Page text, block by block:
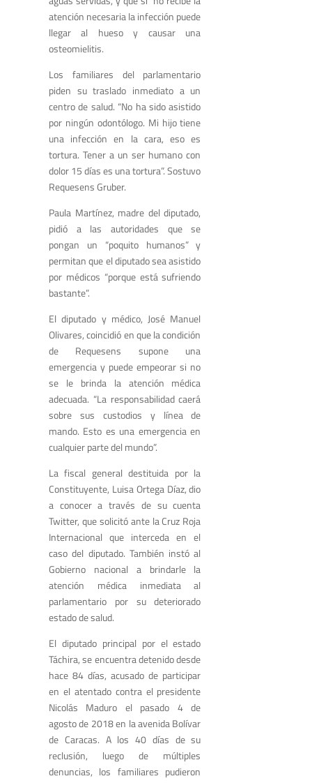
atención necesaria la infección puede
llegar al hueso y causar una
osteomielitis.
Los familiares del parlamentario
piden su traslado inmediato a un
centro de salud. “No ha sido asistido
por ningún odontólogo. Mi hijo tiene
una infección en la cara, eso es
tortura. Tener a un ser humano con
dolor 15 días es una tortura”. Sostuvo
Requesens Gruber.
Paula Martínez, madre del diputado,
pidió a las autoridades que se
pongan un “poquito humanos” y
permitan que el diputado sea asistido
por médicos “porque está sufriendo
bastante”.
El diputado y médico, José Manuel
Olivares, coincidió en que la condición
de Requesens supone una
emergencia y puede empeorar si no
se le brinda la atención médica
adecuada. “La responsabilidad caerá
sobre sus custodios y línea de
mando. Esto es una emergencia en
cualquier parte del mundo”.
La fiscal general destituida por la
Constituyente, Luisa Ortega Díaz, dio
a conocer a través de su cuenta
Twitter, que solicitó ante la Cruz Roja
Internacional que interceda en el
caso del diputado. También instó al
Gobierno nacional a brindarle la
atención médica inmediata al
parlamentario por su deteriorado
estado de salud.
El diputado principal por el estado
Táchira, se encuentra detenido desde
hace 84 días, acusado de participar
en el atentado contra el presidente
Nicolás Maduro el pasado 4 de
agosto de 2018 en la avenida Bolívar
de Caracas. A los 40 días de su
reclusión, luego de múltiples
denuncias, los familiares pudieron